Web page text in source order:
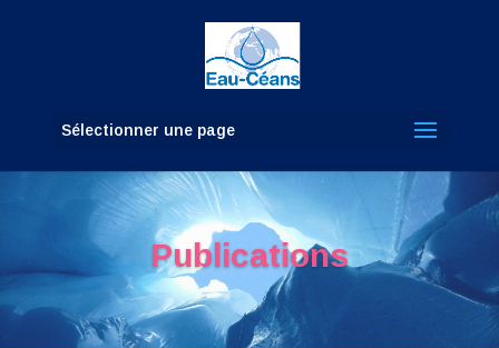
Sélectionner une page
Publications